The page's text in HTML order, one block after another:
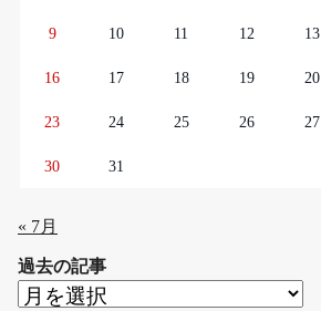
9 10 11 12 13
16 17 18 19 20
23 24 25 26 27
30 31
« 7月
過去の記事
過